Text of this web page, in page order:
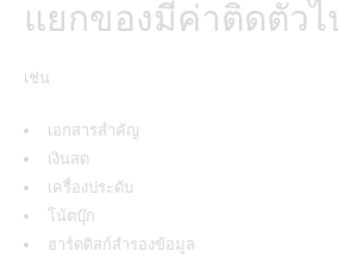
แยกของมีค่าติดตัวไ
เช่น
เอกสารสำคัญ
เงินสด
เครื่องประดับ
โน้ตบุ๊ก
ฮาร์ดดิสก์สำรองข้อมูล